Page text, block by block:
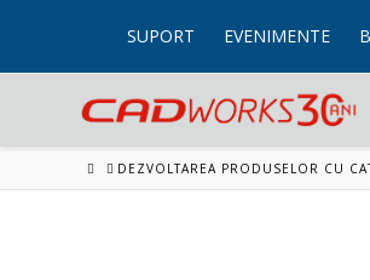
SUPORT EVENIMENTE
HOMEDEZVOLTAREA PRODUSELOR CU